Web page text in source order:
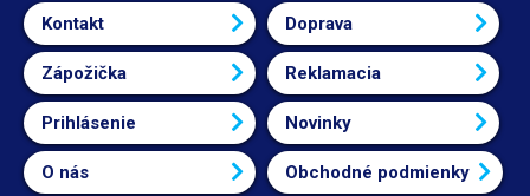
Kontakt Doprava
Zápožička Reklamacia
Prihlásenie Novinky
O nás Obchodné podmienky